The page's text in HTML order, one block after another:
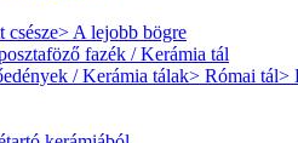
csésze> A lejobb bögre
fazék / Kerámia tál
/ Kerámia tálak> Római tál>